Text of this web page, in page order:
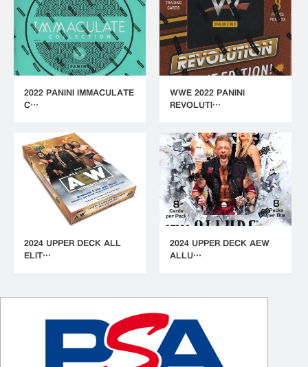
2022 PANINI IMMACULATE
C…
WWE 2022 PANINI
REVOLUTI…
2024 UPPER DECK ALL
ELIT…
2024 UPPER DECK AEW
ALLU…